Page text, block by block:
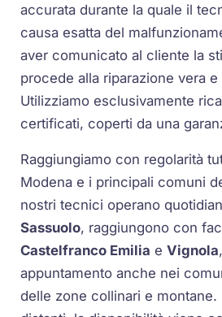
accurata durante la quale il
causa esatta del
aver comunicato al cliente la
procede alla riparazione vera e
Utilizziamo esclusivamente
certificati, coperti da una
Raggiungiamo con regolarità
Modena e i principali comuni
nostri tecnici operano
Sassuolo, raggiungono con
Castelfranco Emilia eVignola
appuntamento anche nei
delle zone collinari e montane.